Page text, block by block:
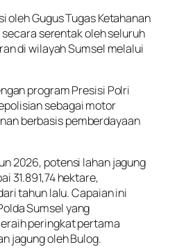
oleh Gugus Tugas Ketahanan
serentak oleh seluruh
di wilayah Sumsel melalui
program Presisi Polri
sebagai motor
berbasis pemberdayaan
2026, potensi lahan jagung
31.891,74 hektare,
tahun lalu. Capaian ini
Sumsel yang
peringkat pertama
jagung oleh Bulog.